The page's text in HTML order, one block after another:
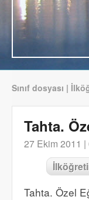
Sınıf dosyası |
Tahta.
27 Ekim 2011 |
Tahta. Özel